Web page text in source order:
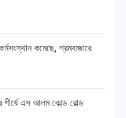
কমেছে, শ্রমবাজারে
শীর্ষে এস আলম কোল্ড রোল্ড